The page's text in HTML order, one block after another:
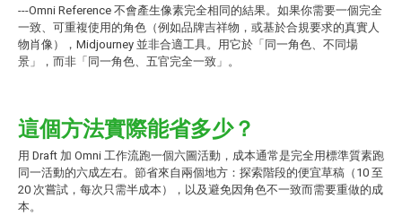
---Omni Reference 不會產生像素完全相同的結果。如果你需要一個完全
一致、可重複使用的角色（例如品牌吉祥物，或基於合規要求的真實人
物肖像），Midjourney 並非合適工具。用它於「同一角色、不同場
景」，而非「同一角色、五官完全一致」。
這個方法實際能省多少？
用 Draft 加 Omni 工作流跑一個六圖活動，成本通常是完全用標準質素跑
同一活動的六成左右。節省來自兩個地方：探索階段的便宜草稿（10 至
20 次嘗試，每次只需半成本），以及避免因角色不一致而需要重做的成
本。